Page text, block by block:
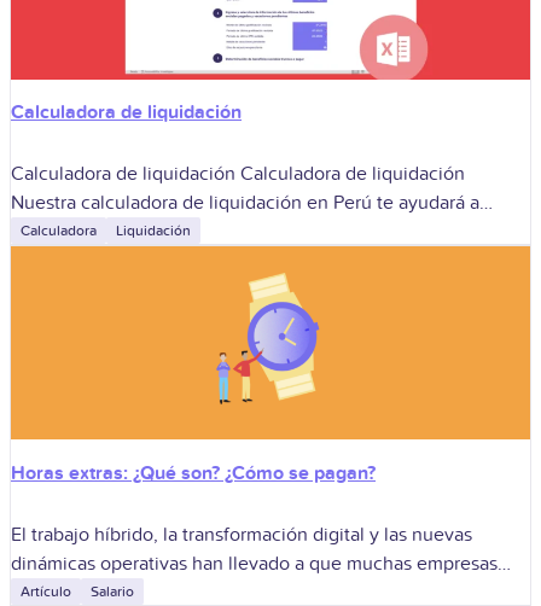
Calculadora de liquidación
Calculadora de liquidación Calculadora de liquidación
Nuestra calculadora de liquidación en Perú te ayudará a
calcular de forma completa y detallada el monto neto de la
Calculadora Liquidación
Horas extras: ¿Qué son? ¿Cómo se pagan?
El trabajo híbrido, la transformación digital y las nuevas
dinámicas operativas han llevado a que muchas empresas
peruanas gestionen cargas laborales variables y momentos
Artículo Salario